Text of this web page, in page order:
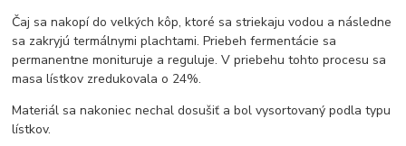
Čaj sa nakopí do velkých kôp, ktoré sa striekaju vodou a následne
sa zakryjú termálnymi plachtami. Priebeh fermentácie sa
permanentne monituruje a reguluje. V priebehu tohto procesu sa
masa lístkov zredukovala o 24%.
Materiál sa nakoniec nechal dosušiť a bol vysortovaný podla typu
lístkov.